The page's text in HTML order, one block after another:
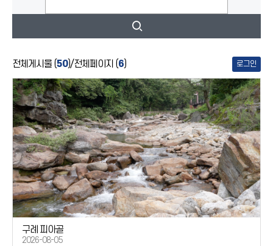
전체게시물 (50)/전체페이지 (6) 로그인
구례 피아골
2026-08-05